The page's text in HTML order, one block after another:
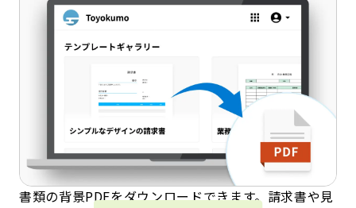
書類の背景PDFをダウンロードできます。請求書や見